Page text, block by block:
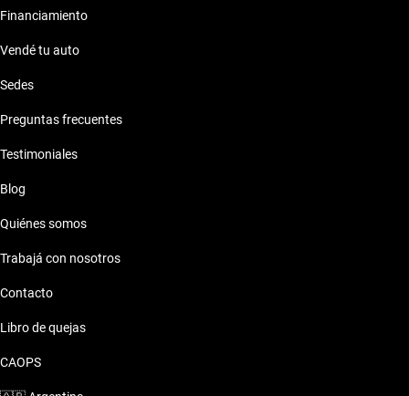
Financiamiento
Vendé tu auto
Sedes
Preguntas frecuentes
Testimoniales
Blog
Quiénes somos
Trabajá con nosotros
Contacto
Libro de quejas
CAOPS